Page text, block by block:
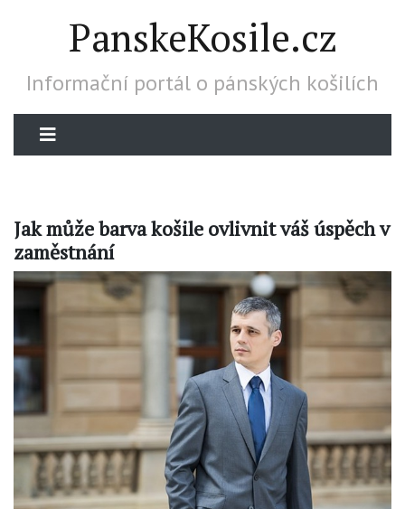
PanskeKosile.cz
Informační portál o pánských košilích
Jak může barva košile ovlivnit váš úspěch v
zaměstnání